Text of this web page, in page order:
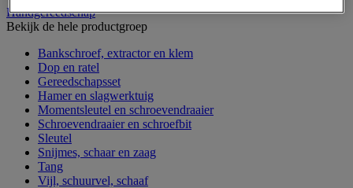
Handgereedschap
Bekijk de hele productgroep
Bankschroef, extractor en klem
Dop en ratel
Gereedschapsset
Hamer en slagwerktuig
Momentsleutel en schroevendraaier
Schroevendraaier en schroefbit
Sleutel
Snijmes, schaar en zaag
Tang
Vijl, schuurvel, schaaf